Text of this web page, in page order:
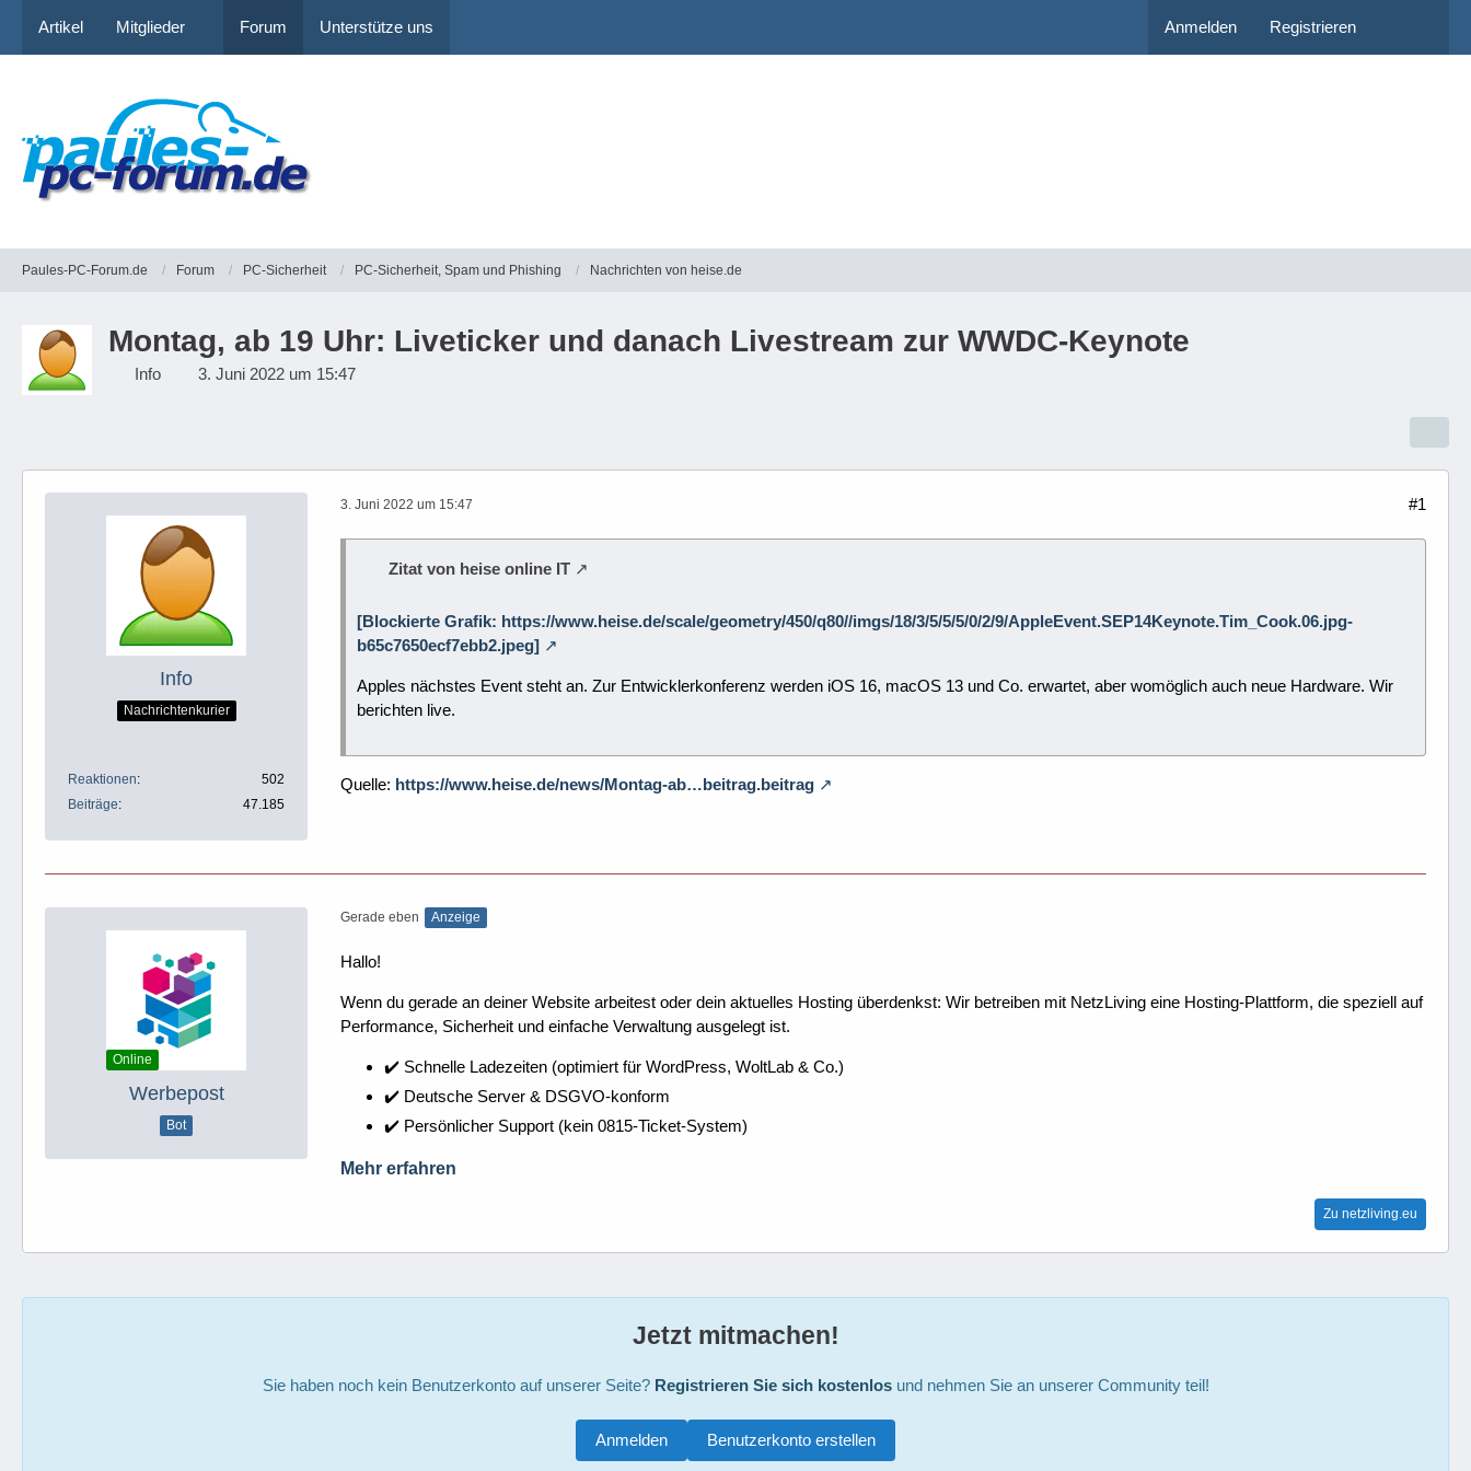
Artikel Mitglieder Forum Unterstütze uns Anmelden Registrieren
Paules-PC-Forum.de Forum PC-Sicherheit PC-Sicherheit, Spam und Phishing Nachrichten von heise.de
Montag, ab 19 Uhr: Liveticker und danach Livestream zur WWDC-Keynote
Info 3. Juni 2022 um 15:47
Info
Nachrichtenkurier
Reaktionen
502
Beiträge
47.185
3. Juni 2022 um 15:47 #1
Zitat von heise online IT
[Blockierte Grafik: https://www.heise.de/scale/geometry/450/q80//imgs/18/3/5/5/5/0/2/9/AppleEvent.SEP14Keynote.Tim_Cook.06.jpg-
b65c7650ecf7ebb2.jpeg]
Apples nächstes Event steht an. Zur Entwicklerkonferenz werden iOS 16, macOS 13 und Co. erwartet, aber womöglich auch neue Hardware. Wir
berichten live.
Quelle: https://www.heise.de/news/Montag-ab…beitrag.beitrag
Online
Werbepost
Bot
Gerade eben Anzeige
Hallo!
Wenn du gerade an deiner Website arbeitest oder dein aktuelles Hosting überdenkst: Wir betreiben mit NetzLiving eine Hosting-Plattform, die speziell auf
Performance, Sicherheit und einfache Verwaltung ausgelegt ist.
✔️ Schnelle Ladezeiten (optimiert für WordPress, WoltLab & Co.)
✔️ Deutsche Server & DSGVO-konform
✔️ Persönlicher Support (kein 0815-Ticket-System)
Mehr erfahren
Zu netzliving.eu
Jetzt mitmachen!
Sie haben noch kein Benutzerkonto auf unserer Seite? Registrieren Sie sich kostenlosund nehmen Sie an unserer Community teil!
Benutzerkonto erstellen
Anmelden